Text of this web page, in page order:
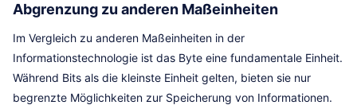
Abgrenzung zu anderen Maßeinheiten
Im Vergleich zu anderen Maßeinheiten in der
Informationstechnologie ist das Byte eine fundamentale Einheit.
Während Bits als die kleinste Einheit gelten, bieten sie nur
begrenzte Möglichkeiten zur Speicherung von Informationen.